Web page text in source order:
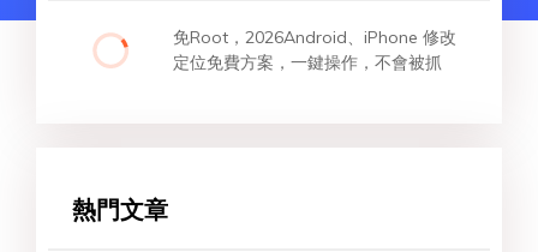
免Root，2026Android、iPhone 修改
定位免費方案，一鍵操作，不會被抓
熱門文章